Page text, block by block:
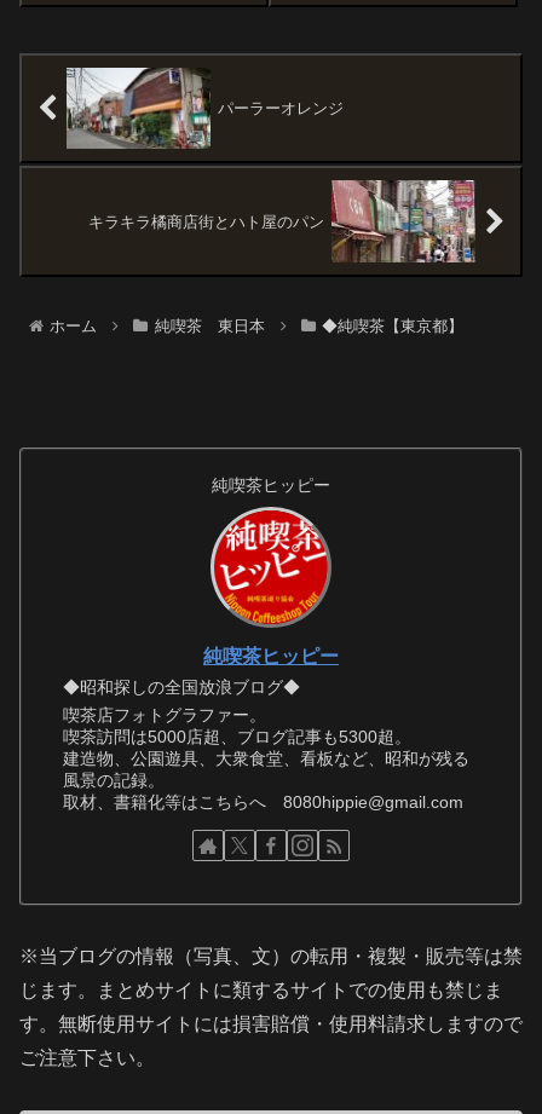
イディングの壁の雰囲気がすご
く好みなの。あれれれっ?いまは
営業時間...
パーラーオレンジ
キラキラ橘商店街とハト屋のパン
ホーム 純喫茶 東日本 ◆純喫茶【東京都】
純喫茶ヒッピー
純喫茶ヒッピー
◆昭和探しの全国放浪ブログ◆
喫茶店フォトグラファー。
喫茶訪問は5000店超、ブログ記事も5300超。
建造物、公園遊具、大衆食堂、看板など、昭和が残る
風景の記録。
取材、書籍化等はこちらへ 8080hippie@gmail.com
※当ブログの情報（写真、文）の転用・複製・販売等は禁
じます。まとめサイトに類するサイトでの使用も禁じま
す。無断使用サイトには損害賠償・使用料請求しますので
ご注意下さい。